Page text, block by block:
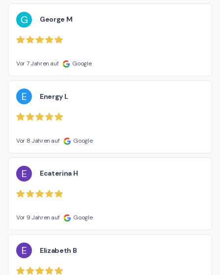
G George M
Vor 7 Jahren auf Google
E Energy L
Vor 8 Jahren auf Google
E Ecaterina H
Vor 9 Jahren auf Google
E Elizabeth B